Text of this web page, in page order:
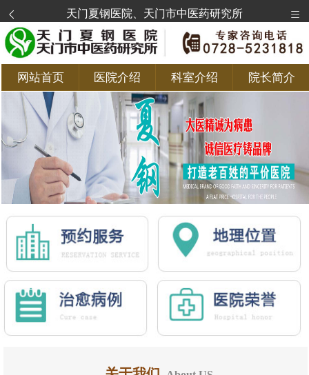
网站首页 医院介绍 科室介绍 院长简介
天门夏钢医院、天门市中医药研究所